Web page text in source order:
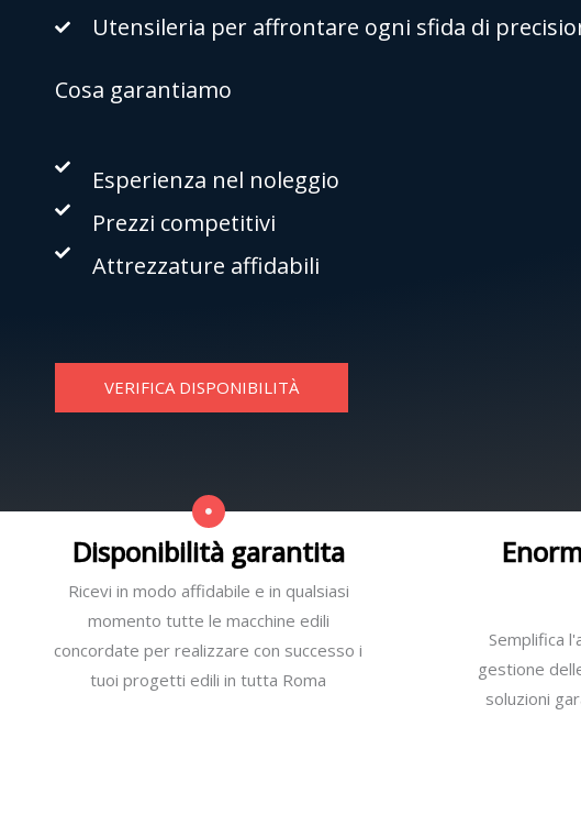
Utensileria per affrontare ogni sfida di
Cosa garantiamo
Esperienza nel noleggio
Prezzi competitivi
Attrezzature affidabili
VERIFICA DISPONIBILITÀ
Disponibilità garantita
Ricevi in modo affidabile e in qualsiasi
momento tutte le macchine edili
concordate per realizzare con successo i
tuoi progetti edili in tutta Roma
Semplifica
gestione
soluzioni